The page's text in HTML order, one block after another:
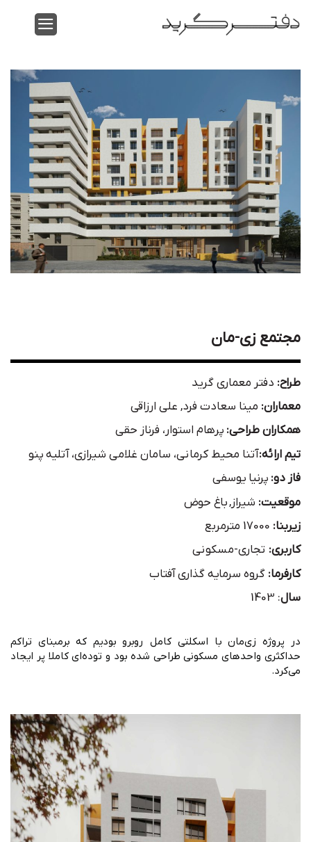
مجتمع زی-مان
طراح: دفتر معماری گرید
معماران: مینا سعادت فرد, علی ارزاقی
همکاران طراحی: پرهام استوار، فرناز حقی
تیم ارائه:آتنا محیط کرمانی، سامان غلامی شیرازی، آتلیه پنو
فاز دو: پرنیا یوسفی
موقعیت: شیراز, باغ حوض
زیربنا:
کاربری: تجاری-مسکونی
کارفرما: گروه سرمایه گذاری آفتاب
سال: 1403
در پروژه زی‌مان با اسکلتی کامل روبرو بودیم که برمبنای تراکم
حداکثری واحدهای مسکونی طراحی شده بود و توده‌ای کاملا پر ایجاد
می‌کرد.